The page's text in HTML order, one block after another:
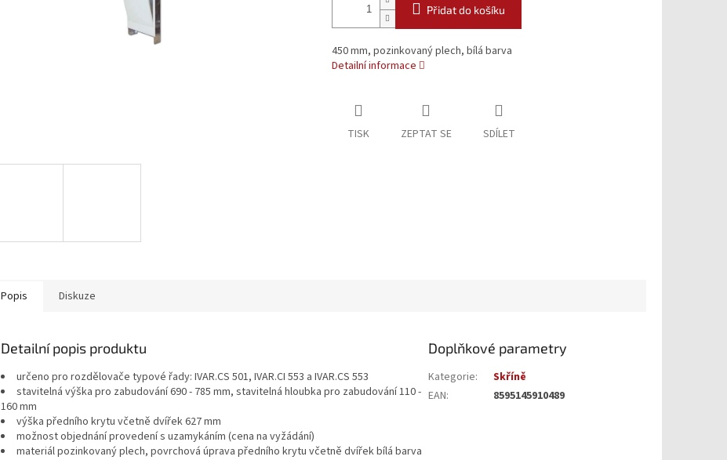
Přidat do košíku
450 mm, pozinkovaný plech, bílá barva
Detailní informace
TISK ZEPTAT SE SDÍLET
Popis Diskuze
Detailní popis produktu
určeno pro rozdělovače typové řady: IVAR.CS 501, IVAR.CI 553 a IVAR.CS 553
stavitelná výška pro zabudování 690 - 785 mm, stavitelná hloubka pro zabudování 110 -
160 mm
výška předního krytu včetně dvířek 627 mm
možnost objednání provedení s uzamykáním (cena na vyžádání)
materiál pozinkovaný plech, povrchová úprava předního krytu včetně dvířek bílá barva
Doplňkové parametry
Kategorie:
Skříně
EAN: 8595145910489